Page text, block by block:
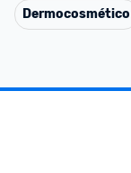
Dermocosmético